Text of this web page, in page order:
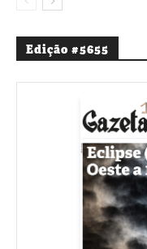
Edição #5655